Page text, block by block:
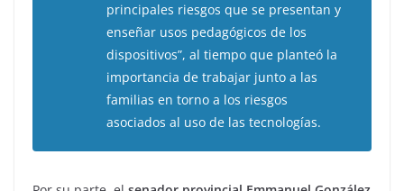
principales riesgos que se presentan y
enseñar usos pedagógicos de los
dispositivos”, al tiempo que planteó la
importancia de trabajar junto a las
familias en torno a los riesgos
asociados al uso de las tecnologías.